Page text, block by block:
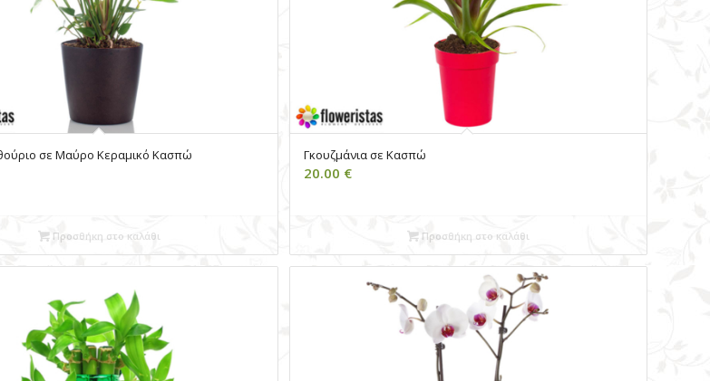
σε Μαύρο Κεραμικό Κασπώ
Προσθήκη στο καλάθι
Γκουζμάνια σε Κασπώ
20.00 €
Προσθήκη στο καλάθι